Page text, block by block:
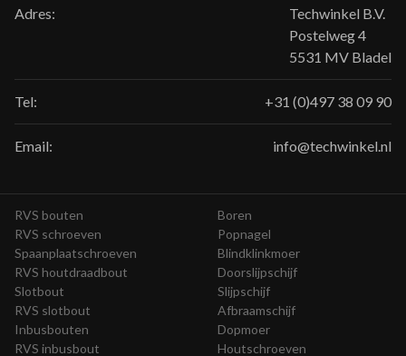
Adres:
Techwinkel B.V.
Postelweg 4
5531 MV Bladel
Tel: +31 (0)497 38 09 90
Email: info@techwinkel.nl
RVS bouten
RVS schroeven
Spaanplaatschroeven
RVS houtdraadbout
Slotbout
RVS slotbout
Inbusbouten
RVS inbusbout
Boren
Popnagel
Blindklinkmoer
Doorslijpschijf
Slijpschijf
Afbraamschijf
Dopmoer
Houtschroeven